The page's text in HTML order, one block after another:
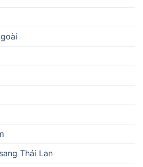
Thái Lan